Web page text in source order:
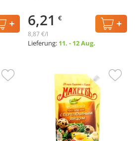
6,21 €
8,87 €/l
Lieferung: 11. - 12 Aug.